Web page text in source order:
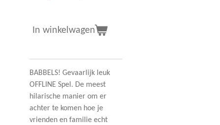
In winkelwagen
BABBELS! Gevaarlijk leuk
OFFLINE Spel. De meest
hilarische manier om er
achter te komen hoe je
vrienden en familie echt